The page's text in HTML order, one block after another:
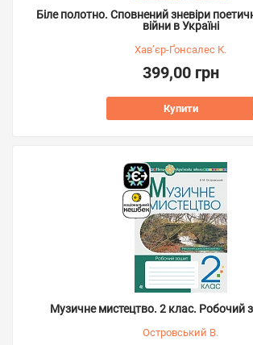
Біле полотно. Сповнений зневіри
війни в Україні
Хав’єр-Ґонсалес К.
399,00 грн
Купити
Музичне мистецтво. 2 клас.
Островський В.